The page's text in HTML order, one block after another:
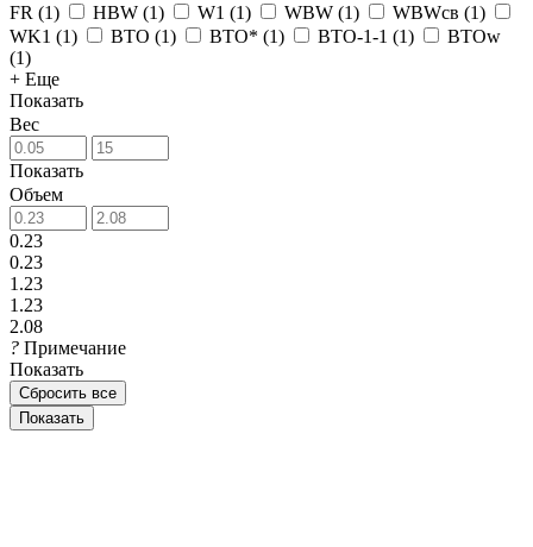
FR (1) HBW (1) W1 (1) WBW (1) WBWсв (1)
WK1 (1) ВТО (1) ВТО* (1) ВТО-1-1 (1)
ВТОw
(1)
+ Еще
Показать
Вес
Показать
Объем
0.23
0.23
1.23
1.23
2.08
? Примечание
Показать
Сбросить все